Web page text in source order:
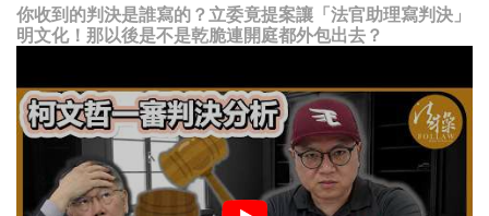
你收到的判決是誰寫的？立委竟提案讓「法官助理寫判決」
明文化！那以後是不是乾脆連開庭都外包出去？